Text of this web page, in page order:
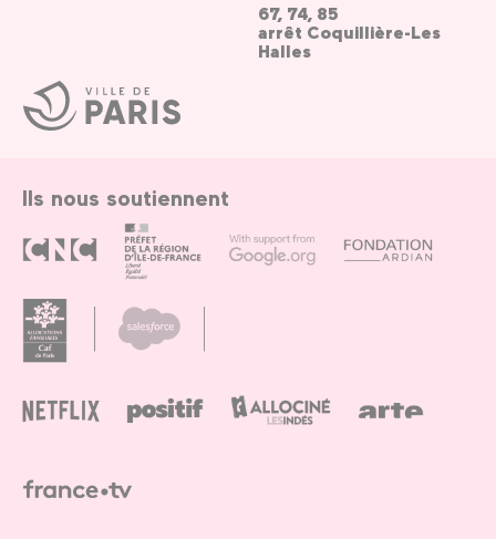
Ville
de
Paris
67, 74, 85
arrêt Coquillière-Les
Halles
Ils nous soutiennent